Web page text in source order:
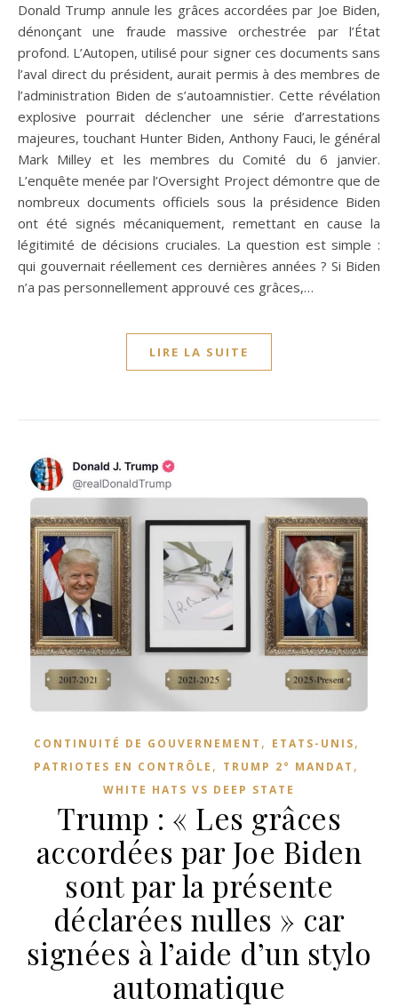
Donald Trump annule les grâces accordées par Joe Biden,
dénonçant une fraude massive orchestrée par l’État
profond. L’Autopen, utilisé pour signer ces documents sans
l’aval direct du président, aurait permis à des membres de
l’administration Biden de s’autoamnistier. Cette révélation
explosive pourrait déclencher une série d’arrestations
majeures, touchant Hunter Biden, Anthony Fauci, le général
Mark Milley et les membres du Comité du 6 janvier.
L’enquête menée par l’Oversight Project démontre que de
nombreux documents officiels sous la présidence Biden
ont été signés mécaniquement, remettant en cause la
légitimité de décisions cruciales. La question est simple :
qui gouvernait réellement ces dernières années ? Si Biden
n’a pas personnellement approuvé ces grâces,…
LIRE LA SUITE
CONTINUITÉ DE GOUVERNEMENT , ETATS-UNIS,
PATRIOTES EN CONTRÔLE , TRUMP 2° MANDAT ,
WHITE HATS VS DEEP STATE
Trump : « Les grâces
accordées par Joe Biden
sont par la présente
déclarées nulles » car
signées à l’aide d’un stylo
automatique